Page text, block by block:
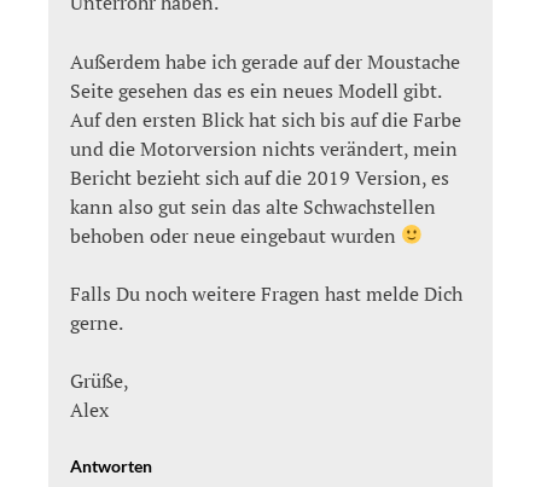
Außerdem habe ich gerade auf der Moustache
Seite gesehen das es ein neues Modell gibt.
Auf den ersten Blick hat sich bis auf die Farbe
und die Motorversion nichts verändert, mein
Bericht bezieht sich auf die 2019 Version, es
kann also gut sein das alte Schwachstellen
behoben oder neue eingebaut wurden
Falls Du noch weitere Fragen hast melde Dich
gerne.
Grüße,
Alex
Antworten